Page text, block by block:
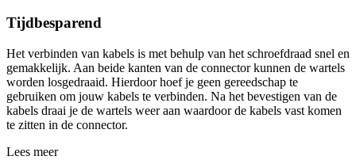
Tijdbesparend
Het verbinden van kabels is met behulp van het schroefdraad snel en
gemakkelijk. Aan beide kanten van de connector kunnen de wartels
worden losgedraaid. Hierdoor hoef je geen gereedschap te
gebruiken om jouw kabels te verbinden. Na het bevestigen van de
kabels draai je de wartels weer aan waardoor de kabels vast komen
te zitten in de connector.
Lees meer